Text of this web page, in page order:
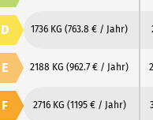
D 1736 KG (763.8 € / Jahr)
E 2188 KG (962.7 € / Jahr)
F 2716 KG (1195 € / Jahr)